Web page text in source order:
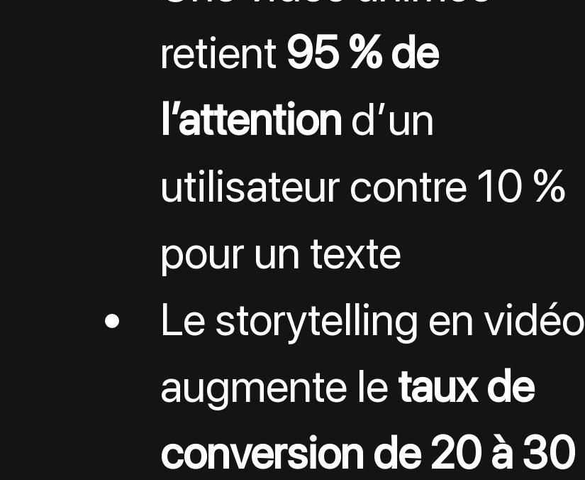
retient 95 % de
l’attention d’un
utilisateur contre 10 %
pour un texte
Le storytelling en vidéo
augmente le taux de
conversion de 20 à 30